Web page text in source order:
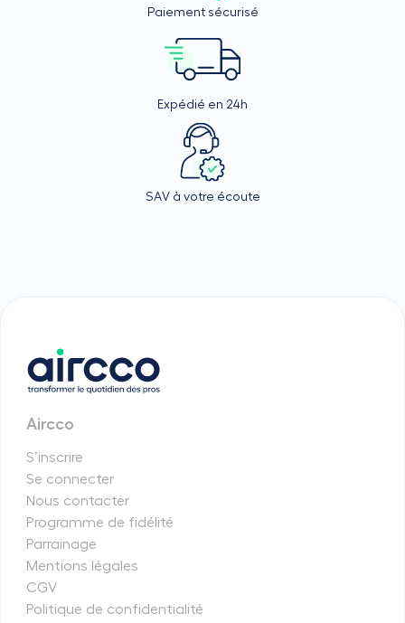
Paiement sécurisé
Expédié en 24h
SAV à votre écoute
Aircco
S’inscrire
Se connecter
Nous contacter
Programme de fidélité
Parrainage
Mentions légales
CGV
Politique de confidentialité